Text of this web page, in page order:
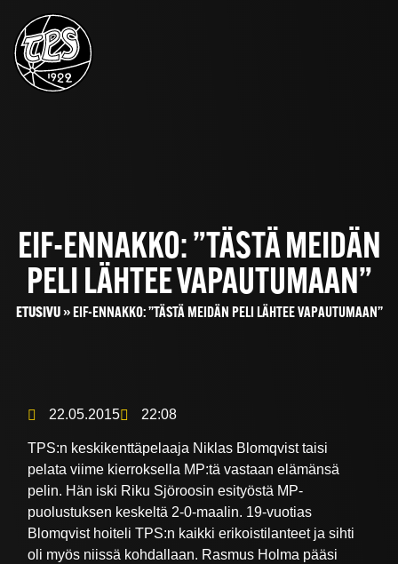
EIF-ENNAKKO: ”TÄSTÄ MEIDÄN
PELI LÄHTEE VAPAUTUMAAN”
ETUSIVU» EIF-ENNAKKO: ”TÄSTÄ MEIDÄN PELI LÄHTEE VAPAUTUMAAN”
22.05.2015 22:08
TPS:n keskikenttäpelaaja Niklas Blomqvist taisi
pelata viime kierroksella MP:tä vastaan elämänsä
pelin. Hän iski Riku Sjöroosin esityöstä MP-
puolustuksen keskeltä 2-0-maalin. 19-vuotias
Blomqvist hoiteli TPS:n kaikki erikoistilanteet ja sihti
oli myös niissä kohdallaan. Rasmus Holma pääsi